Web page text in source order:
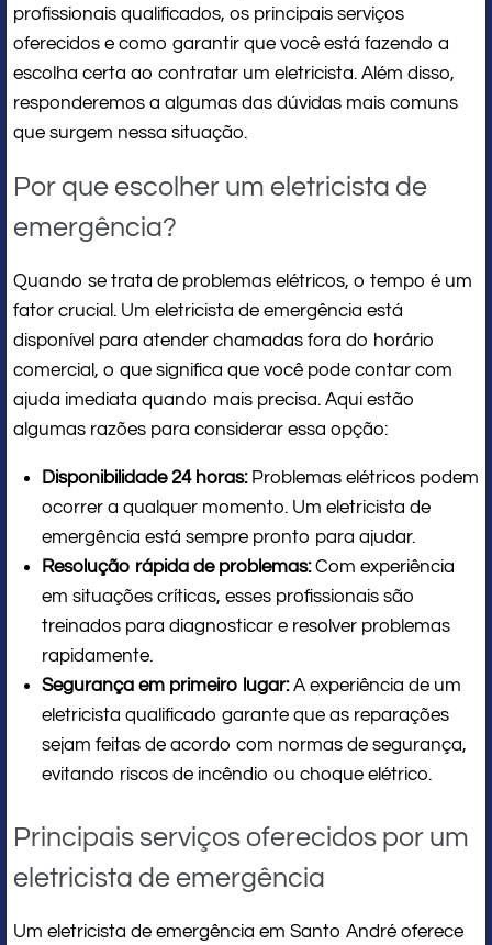
profissionais qualificados, os principais serviços
oferecidos e como garantir que você está fazendo a
escolha certa ao contratar um eletricista. Além disso,
responderemos a algumas das dúvidas mais comuns
que surgem nessa situação.
Por que escolher um eletricista de
emergência?
Quando se trata de problemas elétricos, o tempo é um
fator crucial. Um eletricista de emergência está
disponível para atender chamadas fora do horário
comercial, o que significa que você pode contar com
ajuda imediata quando mais precisa. Aqui estão
algumas razões para considerar essa opção:
Disponibilidade 24 horas:Problemas elétricos podem
ocorrer a qualquer momento. Um eletricista de
emergência está sempre pronto para ajudar.
Resolução rápida de problemas:Com experiência
em situações críticas, esses profissionais são
treinados para diagnosticar e resolver problemas
rapidamente.
Segurança em primeiro lugar:A experiência de um
eletricista qualificado garante que as reparações
sejam feitas de acordo com normas de segurança,
evitando riscos de incêndio ou choque elétrico.
Principais serviços oferecidos por um
eletricista de emergência
Um eletricista de emergência em Santo André oferece